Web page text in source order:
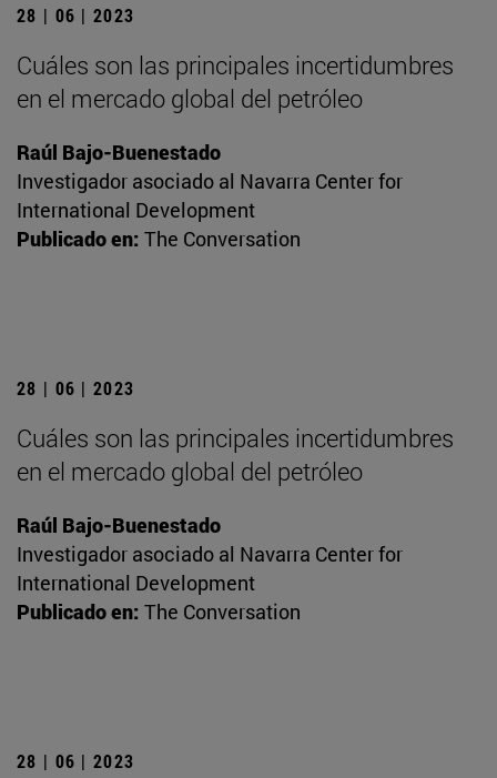
28 | 06 | 2023
Cuáles son las principales incertidumbres
en el mercado global del petróleo
Raúl Bajo-Buenestado
Investigador asociado al Navarra Center for
International Development
Publicado en: The Conversation
28 | 06 | 2023
Cuáles son las principales incertidumbres
en el mercado global del petróleo
Raúl Bajo-Buenestado
Investigador asociado al Navarra Center for
International Development
Publicado en: The Conversation
28 | 06 | 2023